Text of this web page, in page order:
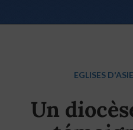
EGLISES D'ASIE
Un